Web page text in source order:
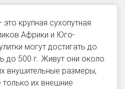
это крупная сухопутная
Африки и Юго-
могут достигать до
до 500 г. Живут они около
внушительные размеры,
их внешние